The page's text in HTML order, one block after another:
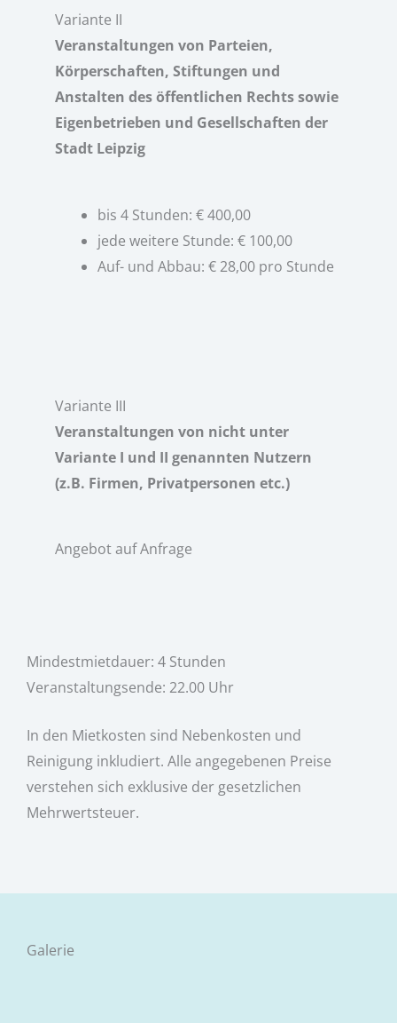
Variante II
Veranstaltungen von Parteien,
Körperschaften, Stiftungen und
Anstalten des öffentlichen Rechts sowie
Eigenbetrieben und Gesellschaften der
Stadt Leipzig
bis 4 Stunden: € 400,00
jede weitere Stunde: € 100,00
Auf- und Abbau: € 28,00 pro Stunde
Variante III
Veranstaltungen von nicht unter
Variante I und II genannten Nutzern
(z.B. Firmen, Privatpersonen etc.)
Angebot auf Anfrage
Mindestmietdauer: 4 Stunden
Veranstaltungsende: 22.00 Uhr
In den Mietkosten sind Nebenkosten und
Reinigung inkludiert. Alle angegebenen Preise
verstehen sich exklusive der gesetzlichen
Mehrwertsteuer.
Galerie